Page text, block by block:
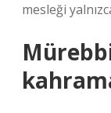
mesleği